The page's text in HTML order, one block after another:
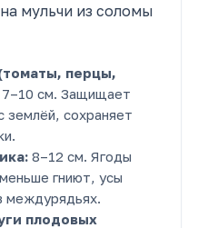
мульчи из соломы
перцы,
7–10 см. Защищает
землёй, сохраняет
8–12 см. Ягоды
гниют, усы
междурядьях.
плодовых